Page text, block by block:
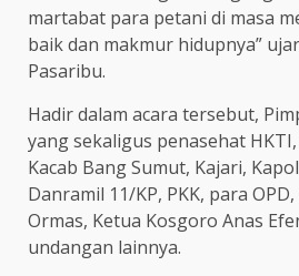
martabat para petani di masa
baik dan makmur hidupnya”
Pasaribu.
Hadir dalam acara tersebut,
yang sekaligus penasehat
Kacab Bang Sumut, Kajari,
Danramil 11/KP, PKK, para
Ormas, Ketua Kosgoro Anas
undangan lainnya.